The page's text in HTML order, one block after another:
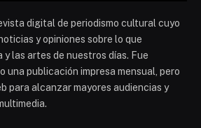
digital de periodismo cultural cuyo
y opiniones sobre lo que
las artes de nuestros días. Fue
una publicación impresa mensual, pero
para alcanzar mayores audiencias y